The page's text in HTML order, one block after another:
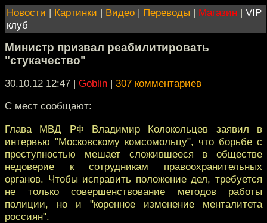
Новости | Картинки | Видео | Переводы | Магазин | VIP
клуб
Министр призвал реабилитировать
"стукачество"
30.10.12 12:47 | Goblin | 307 комментариев
С мест сообщают:
Глава МВД РФ Владимир Колокольцев заявил в
интервью "Московскому комсомольцу", что борьбе с
преступностью мешает сложившееся в обществе
недоверие к сотрудникам правоохранительных
органов. Чтобы исправить положение дел, требуется
не только совершенствование методов работы
полиции, но и "коренное изменение менталитета
россиян".